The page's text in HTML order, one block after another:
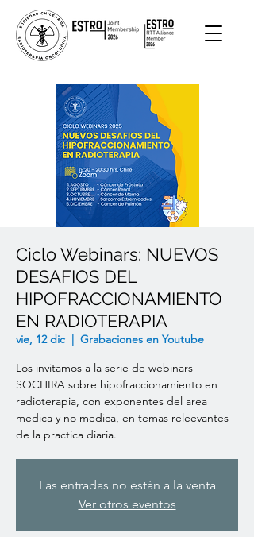
Ciclo Webinars: NUEVOS
DESAFIOS DEL
HIPOFRACCIONAMIENTO
EN RADIOTERAPIA
vie, 12 dic
  |
Grabaciones en Youtube
Los invitamos a la serie de webinars
SOCHIRA sobre hipofraccionamiento en
radioterapia, con exponentes del area
medica y no medica, en temas releevantes
Las entradas no están a la venta
Ver otros eventos